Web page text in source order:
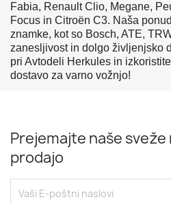
Fabia, Renault Clio, Megane,
Focus in Citroën C3. Naša
znamke, kot so Bosch, ATE,
zanesljivost in dolgo življenjsko
pri Avtodeli Herkules in
dostavo za varno vožnjo!
Prejemajte naše
prodajo